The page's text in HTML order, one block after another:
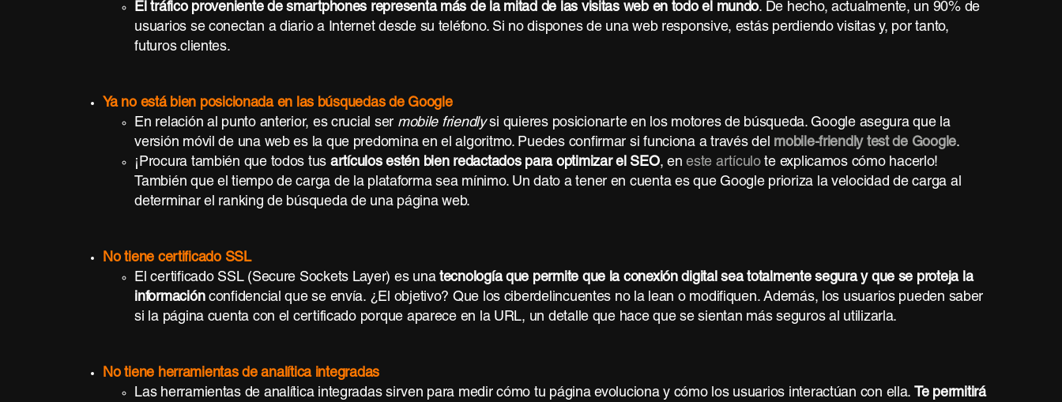
El tráfico proveniente de smartphones representa más de la mitad de las visitas web en todo el mundo. De hecho, actualmente, un 90% de
usuarios se conectan a diario a Internet desde su teléfono. Si no dispones de una web responsive, estás perdiendo visitas y, por tanto,
futuros clientes.
Ya no está bien posicionada en las búsquedas de Google
En relación al punto anterior, es crucial ser mobile friendlysi quieres posicionarte en los motores de búsqueda. Google asegura que la
versión móvil de una web es la que predomina en el algoritmo. Puedes confirmar si funciona a través del mobile-friendly test de Google.
¡Procura también que todos tus artículos estén bien redactados para optimizar el SEO, eneste artículote explicamos cómo hacerlo!
También que el tiempo de carga de la plataforma sea mínimo. Un dato a tener en cuenta es que Google prioriza la velocidad de carga al
determinar el ranking de búsqueda de una página web.
No tiene certificado SSL
El certificado SSL (Secure Sockets Layer) es una tecnología que permite que la conexión digital sea totalmente segura y que se proteja la
informaciónconfidencial que se envía. ¿El objetivo? Que los ciberdelincuentes no la lean o modifiquen. Además, los usuarios pueden saber
si la página cuenta con el certificado porque aparece en la URL, un detalle que hace que se sientan más seguros al utilizarla.
No tiene herramientas de analítica integradas
Las herramientas de analítica integradas sirven para medir cómo tu página evoluciona y cómo los usuarios interactúan con ella.
Te permitirá